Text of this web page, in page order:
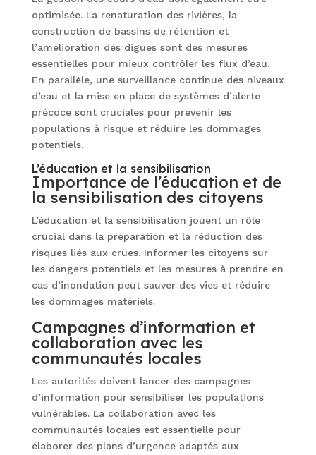
optimisée. La renaturation des rivières, la
construction de bassins de rétention et
l’amélioration des digues sont des mesures
essentielles pour mieux contrôler les flux d’eau.
En parallèle, une surveillance continue des niveaux
d’eau et la mise en place de systèmes d’alerte
précoce sont cruciales pour prévenir les
populations à risque et réduire les dommages
potentiels.
L’éducation et la sensibilisation
Importance de l’éducation et de
la sensibilisation des citoyens
L’éducation et la sensibilisation jouent un rôle
crucial dans la préparation et la réduction des
risques liés aux crues. Informer les citoyens sur
les dangers potentiels et les mesures à prendre en
cas d’inondation peut sauver des vies et réduire
les dommages matériels.
Campagnes d’information et
collaboration avec les
communautés locales
Les autorités doivent lancer des campagnes
d’information pour sensibiliser les populations
vulnérables. La collaboration avec les
communautés locales est essentielle pour
élaborer des plans d’urgence adaptés aux